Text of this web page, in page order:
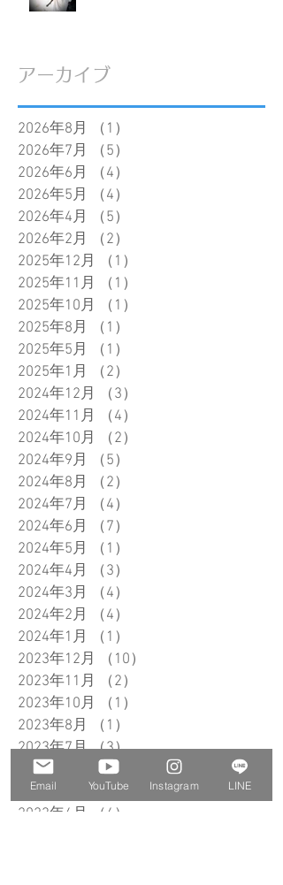
アーカイブ
2026年8月 （1）
2026年7月
（5）
2026年6月
（4）
2026年5月
（4）
2026年4月
（5）
2026年2月
（2）
2025年12月
（1）
2025年11月
（1）
2025年10月
（1）
2025年8月
（1）
2025年5月
（1）
2025年1月
（2）
2024年12月
（3）
2024年11月
（4）
2024年10月
（2）
2024年9月
（5）
2024年8月
（2）
2024年7月
（4）
2024年6月
（7）
2024年5月
（1）
2024年4月
（3）
2024年3月
（4）
2024年2月
（4）
2024年1月
（1）
2023年12月
（10）
2023年11月
（2）
2023年10月
（1）
2023年8月
（1）
2023年7月 （3）3件の記事
2023年6月
（3）
3件の記事
2023年5月
（3） 3件の記事
2023年4月
（4）
Email YouTube Instagram LINE